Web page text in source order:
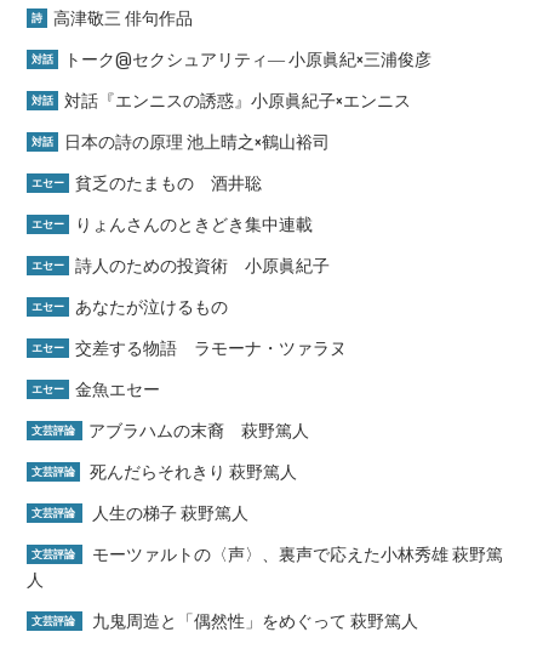
詩 高津敬三 俳句作品
対話 トーク@セクシュアリティ― 小原眞紀×三浦俊彦
対話 対話『エンニスの誘惑』小原眞紀子×エンニス
対話 日本の詩の原理 池上晴之×鶴山裕司
エセー 貧乏のたまもの 酒井聡
エセー りょんさんのときどき集中連載
エセー 詩人のための投資術 小原眞紀子
エセー あなたが泣けるもの
エセー 交差する物語 ラモーナ・ツァラヌ
エセー 金魚エセー
文芸評論 アブラハムの末裔 萩野篤人
文芸評論 死んだらそれきり 萩野篤人
文芸評論 人生の梯子 萩野篤人
文芸評論
モーツァルトの〈声〉、裏声で応えた小林秀雄 萩野篤
人
文芸評論 九鬼周造と「偶然性」をめぐって 萩野篤人